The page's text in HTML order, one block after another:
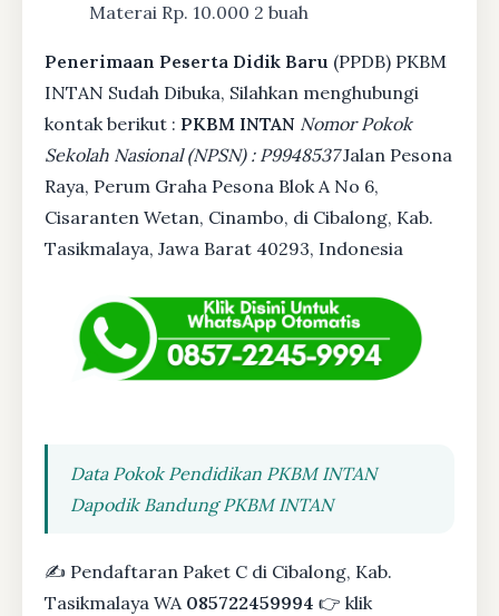
Materai Rp. 10.000 2 buah
Penerimaan Peserta Didik Baru (PPDB) PKBM
INTAN Sudah Dibuka, Silahkan menghubungi
kontak berikut : PKBM INTAN Nomor Pokok
Sekolah Nasional (NPSN) : P9948537Jalan Pesona
Raya, Perum Graha Pesona Blok A No 6,
Cisaranten Wetan, Cinambo, di Cibalong, Kab.
Tasikmalaya, Jawa Barat 40293, Indonesia
Data Pokok Pendidikan PKBM INTAN
Dapodik Bandung PKBM INTAN
✍ Pendaftaran Paket C di Cibalong, Kab.
Tasikmalaya WA 085722459994 👉 klik